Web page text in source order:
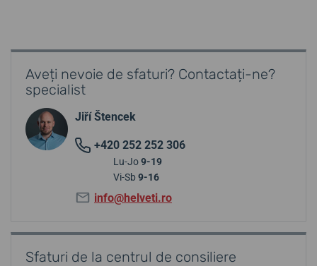
Aveți nevoie de sfaturi? Contactați-ne?
specialist
Jiří Štencek
+420 252 252 306
Lu-Jo9-19
Vi-Sb 9-16
info@helveti.ro
Sfaturi de la centrul de consiliere